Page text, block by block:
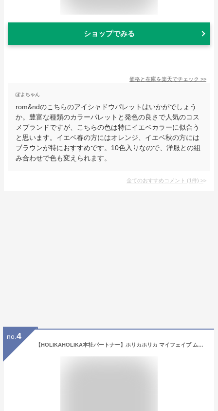
ショップでみる
価格と在庫を楽天でチェック >>
ぽよちゃん
rom&ndのこちらのアイシャドウパレットはいかがでしょう
か。豊富な種類のカラーパレットと発色の良さで人気のコス
メブランドですが、こちらの色は特にイエベカラーに似合う
と思います。イエベ春の方にはオレンジ、イエベ秋の方には
ブラウンが特におすすめです。10色入りなので、洋服との組
み合わせで色も変えられます。
全てのおすすめコメント (1件) >
no. 4
【HOLIKAHOLIKA本社パートナー】ホリカホリカ マイフェイブ ムードアイパレット 8g (全4色) シャドウパレットアイシャドウ パレット アイシャドウ アイシャドー シャドウ アイメイク メイクアップ シャドウパレット 韓国コスメ 海外通販